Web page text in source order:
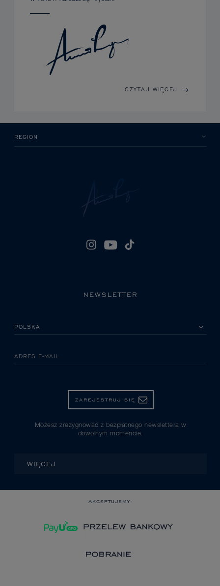
CZYTAJ WIĘCEJ
REGION
NEWSLETTER
ADRES E-MAIL
ZAREJESTRUJ SIĘ
Możesz zrezygnować z bezpłatnego newslettera w
dowolnym momencie.
WIĘCEJ
AKCEPTUJEMY: